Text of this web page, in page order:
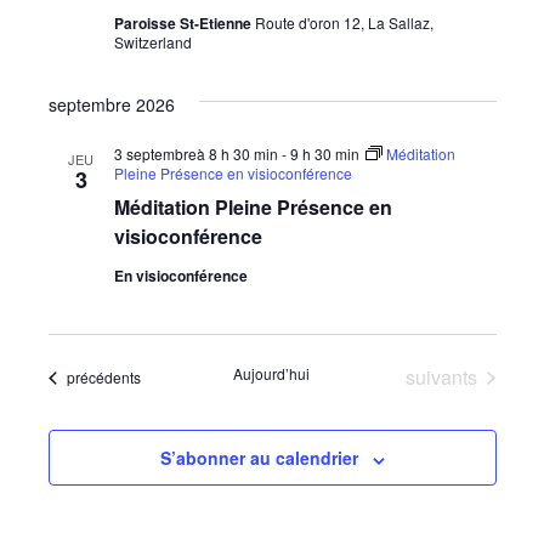
Paroisse St-Etienne Route d'oron 12, La Sallaz,
Switzerland
septembre 2026
JEU
3
Méditation Pleine Présence en
visioconférence
3 septembreà 8 h 30 min -9 h 30 min
Méditation
Pleine Présence en visioconférence
En visioconférence
Évènements
précédents Aujourd’hui Évènements
suivants
S’abonner au calendrier